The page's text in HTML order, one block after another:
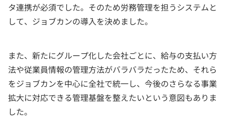
タ連携が必須でした。そのため労務管理を担うシステムと
して、ジョブカンの導入を決めました。
また、新たにグループ化した会社ごとに、給与の支払い方
法や従業員情報の管理方法がバラバラだったため、それら
をジョブカンを中心に全社で統一し、今後のさらなる事業
拡大に対応できる管理基盤を整えたいという意図もありま
した。